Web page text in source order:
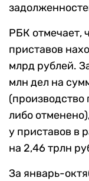
РБК отмечает,
приставов
млрд рублей.
млн дел на
либо
у приставов в
на 2,46 трлн
За январь-